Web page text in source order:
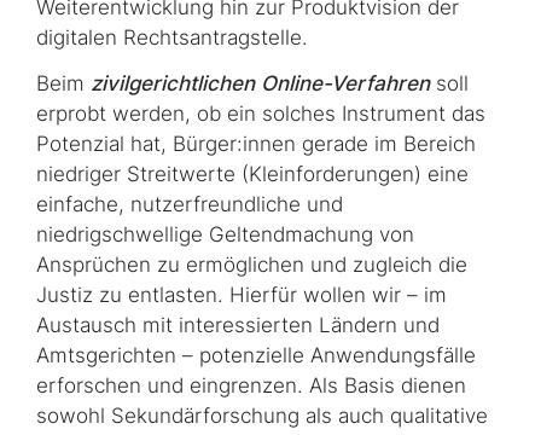
Weiterentwicklung hin zur Produktvision der
digitalen Rechtsantragstelle.
Beim zivilgerichtlichen Online-Verfahrensoll
erprobt werden, ob ein solches Instrument das
Potenzial hat, Bürger:innen gerade im Bereich
niedriger Streitwerte (Kleinforderungen) eine
einfache, nutzerfreundliche und
niedrigschwellige Geltendmachung von
Ansprüchen zu ermöglichen und zugleich die
Justiz zu entlasten. Hierfür wollen wir – im
Austausch mit interessierten Ländern und
Amtsgerichten – potenzielle Anwendungsfälle
erforschen und eingrenzen. Als Basis dienen
sowohl Sekundärforschung als auch qualitative